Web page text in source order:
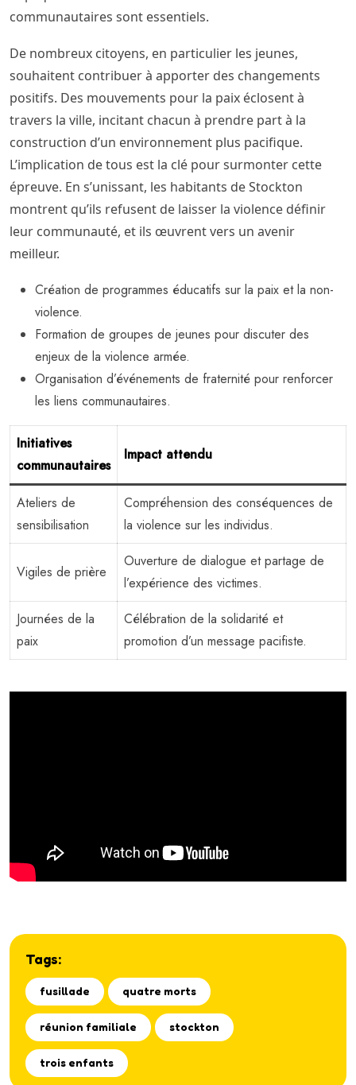
communautaires sont essentiels.
De nombreux citoyens, en particulier les jeunes,
souhaitent contribuer à apporter des changements
positifs. Des mouvements pour la paix éclosent à
travers la ville, incitant chacun à prendre part à la
construction d’un environnement plus pacifique.
L’implication de tous est la clé pour surmonter cette
épreuve. En s’unissant, les habitants de Stockton
montrent qu’ils refusent de laisser la violence définir
leur communauté, et ils œuvrent vers un avenir
meilleur.
Création de programmes éducatifs sur la paix et la non-
violence.
Formation de groupes de jeunes pour discuter des
enjeux de la violence armée.
Organisation d’événements de fraternité pour renforcer
les liens communautaires.
Initiatives
communautaires
Impact attendu
Ateliers de
sensibilisation
Compréhension des conséquences de
la violence sur les individus.
Vigiles de prière
Ouverture de dialogue et partage de
l’expérience des victimes.
Journées de la
paix
Célébration de la solidarité et
promotion d’un message pacifiste.
Tags:
fusillade quatre morts
réunion familiale stockton
trois enfants